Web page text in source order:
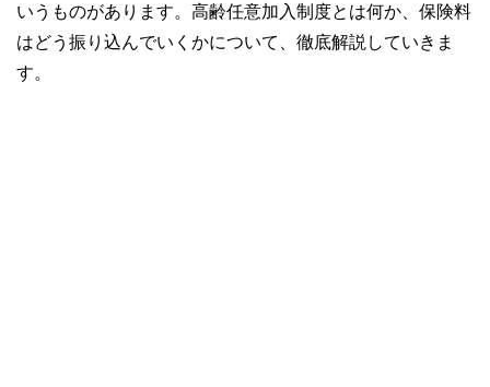
いうものがあります。高齢任意加入制度とは何か、保険料
はどう振り込んでいくかについて、徹底解説していきま
す。